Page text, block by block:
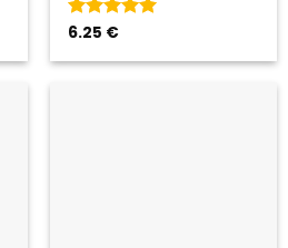
Gewaardeerd
6.25 €